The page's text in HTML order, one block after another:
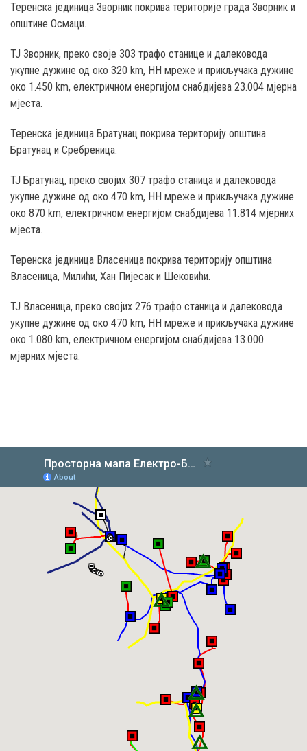
Теренска јединица Зворник покрива територије града Зворник и
општине Осмаци.
ТЈ Зворник, преко своје 303 трафо станице и далековода
укупне дужине од око 320 km, НН мреже и прикључака дужине
око 1.450 km, електричном енергијом снабдијева 23.004 мјерна
мјеста.
Теренска јединица Братунац покрива територију општина
Братунац и Сребреница.
ТЈ Братунац, преко својих 307 трафо станица и далековода
укупне дужине од око 470 km, НН мреже и прикључака дужине
око 870 km, електричном енергијом снабдијева 11.814 мјерних
мјеста.
Теренска јединица Власеница покрива територију општина
Власеница, Милићи, Хан Пијесак и Шековићи.
ТЈ Власеница, преко својих 276 трафо станица и далековода
укупне дужине од око 470 km, НН мреже и прикључака дужине
око 1.080 km, електричном енергијом снабдијева 13.000
мјерних мјеста.